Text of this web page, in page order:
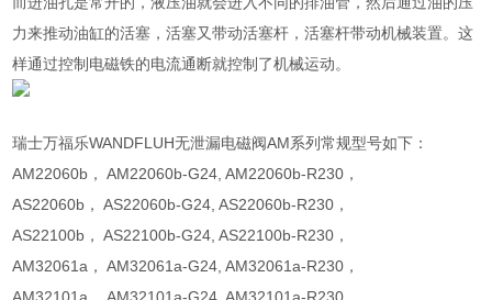
力来推动油缸的活塞，活塞又带动活塞杆，活塞杆带动机械装置。这
样通过控制电磁铁的电流通断就控制了机械运动。
瑞士万福乐WANDFLUH无泄漏电磁阀AM系列常规型号如下：
AM22060b， AM22060b-G24, AM22060b-R230，
AS22060b， AS22060b-G24, AS22060b-R230，
AS22100b， AS22100b-G24, AS22100b-R230，
AM32061a， AM32061a-G24, AM32061a-R230，